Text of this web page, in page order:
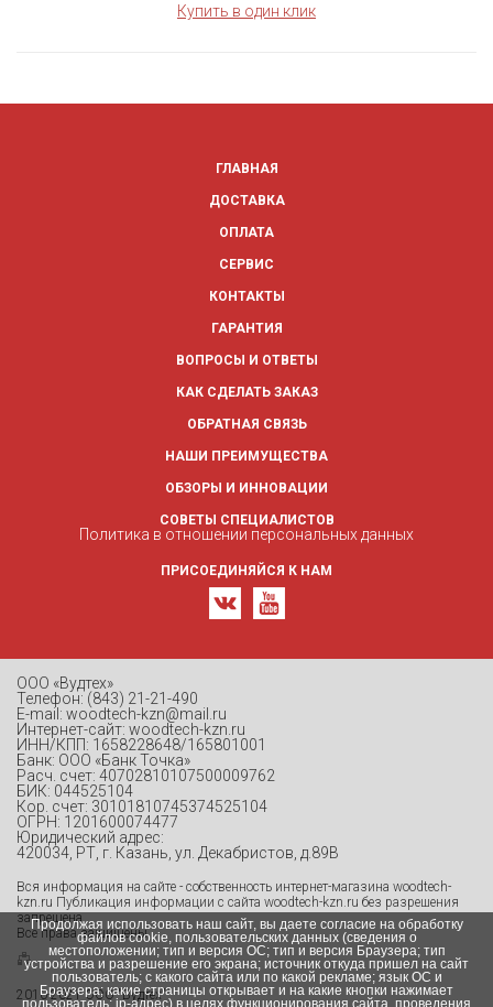
Купить в один клик
ГЛАВНАЯ
ДОСТАВКА
ОПЛАТА
СЕРВИС
КОНТАКТЫ
ГАРАНТИЯ
ВОПРОСЫ И ОТВЕТЫ
КАК СДЕЛАТЬ ЗАКАЗ
ОБРАТНАЯ СВЯЗЬ
НАШИ ПРЕИМУЩЕСТВА
ОБЗОРЫ И ИННОВАЦИИ
СОВЕТЫ СПЕЦИАЛИСТОВ
Политика в отношении персональных данных
ПРИСОЕДИНЯЙСЯ К НАМ
ООО «Вудтех»
Телефон: (843) 21-21-490
E-mail: woodtech-kzn@mail.ru
Интернет-сайт: woodtech-kzn.ru
ИНН/КПП: 1658228648/165801001
Банк: ООО «Банк Точка»
Расч. счет: 40702810107500009762
БИК: 044525104
Кор. счет: 30101810745374525104
ОГРН: 1201600074477
Юридический адрес:
420034, РТ, г. Казань, ул. Декабристов, д.89В
Вся информация на сайте - собственность интернет-магазина woodtech-
kzn.ru Публикация информации с сайта woodtech-kzn.ru без разрешения
запрещена.
Все права защищены.
2010-2021 ООО "Вудтех"
Продолжая использовать наш сайт, вы даете согласие на обработку
файлов cookie, пользовательских данных (сведения о
местоположении; тип и версия ОС; тип и версия Браузера; тип
устройства и разрешение его экрана; источник откуда пришел на сайт
пользователь; с какого сайта или по какой рекламе; язык ОС и
Браузера; какие страницы открывает и на какие кнопки нажимает
пользователь; ip-адрес) в целях функционирования сайта, проведения